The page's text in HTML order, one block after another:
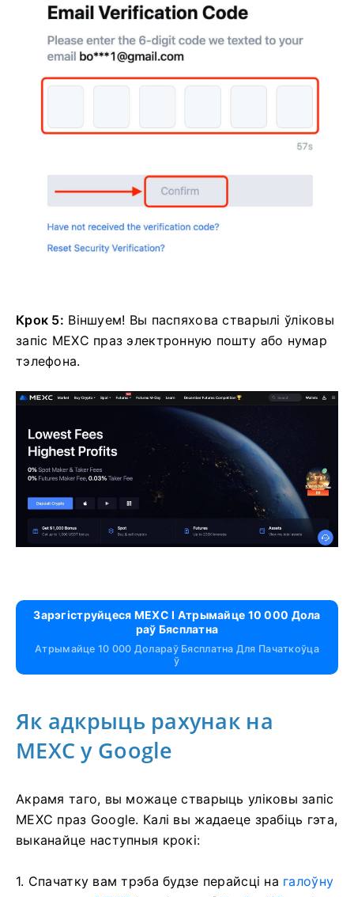
Крок 5: Віншуем! Вы паспяхова стварылі ўліковы
запіс MEXC праз электронную пошту або нумар
тэлефона.
Зарэгіструйцеся MEXC І Атрымайце 10 000 Дола
Раў Бясплатна
Атрымайце 10 000 Долараў Бясплатна Для Пачаткоўца
Ў
Як адкрыць рахунак на
MEXC у Google
Акрамя таго, вы можаце стварыць уліковы запіс
MEXC праз Google. Калі вы жадаеце зрабіць гэта,
выканайце наступныя крокі:
1. Спачатку вам трэба будзе перайсці на галоўну